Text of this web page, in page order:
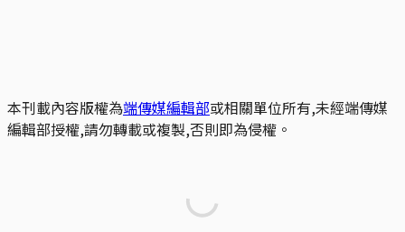
本刊載內容版權為端傳媒編輯部或相關單位所有,未經端傳媒
編輯部授權,請勿轉載或複製,否則即為侵權。